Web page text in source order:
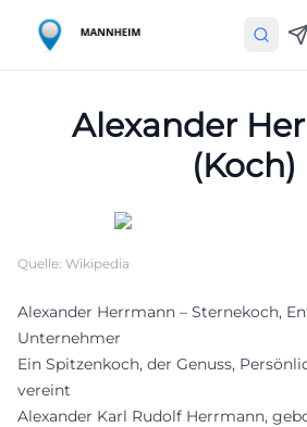
Alexander
(Koch)
Quelle: Wikipedia
Alexander Herrmann – Sternekoch,
Unternehmer
Ein Spitzenkoch, der Genuss,
vereint
Alexander Karl Rudolf Herrmann,